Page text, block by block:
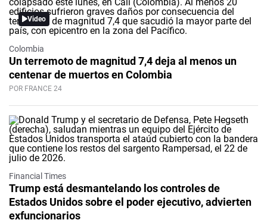
Video
Colombia
Un terremoto de magnitud 7,4 deja al menos un
centenar de muertos en Colombia
POR FRANCE 24
Financial Times
Trump está desmantelando los controles de
Estados Unidos sobre el poder ejecutivo, advierten
exfuncionarios